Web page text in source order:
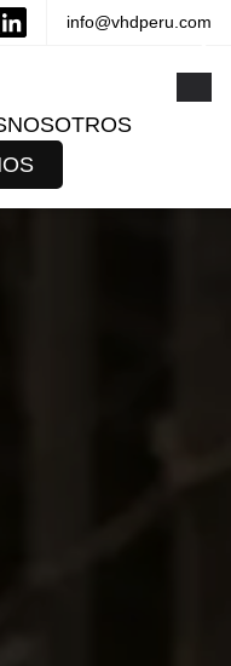
info@vhdperu.com
NOSOTROS